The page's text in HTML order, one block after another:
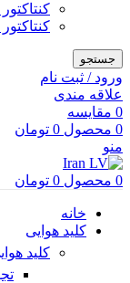
جستجو
ورود / ثبت نام
علاقه مندی
0 مقایسه
0 محصول 0 تومان
منو
0 محصول 0 تومان
خانه
کلید هوایی
کلید